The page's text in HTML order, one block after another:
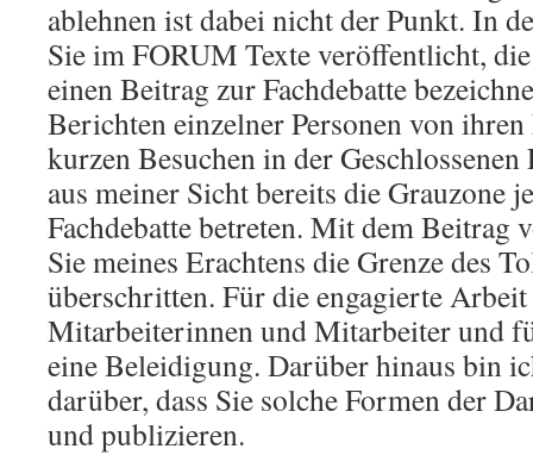
ablehnen ist dabei nicht der Punkt. In
Sie im FORUM Texte veröffentlicht,
einen Beitrag zur Fachdebatte
Berichten einzelner Personen von
kurzen Besuchen in der
aus meiner Sicht bereits die Grauzone
Fachdebatte betreten. Mit dem Beitrag
Sie meines Erachtens die Grenze des
überschritten. Für die engagierte
Mitarbeiterinnen und Mitarbeiter und
eine Beleidigung. Darüber hinaus bin
darüber, dass Sie solche Formen der
und publizieren.